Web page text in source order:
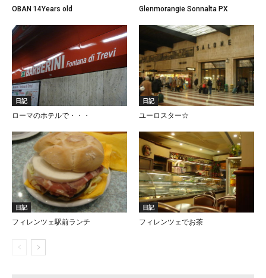
OBAN 14Years old
Glenmorangie Sonnalta PX
日記
ローマのホテルで・・・
日記
ユーロスター☆
日記
フィレンツェ駅前ランチ
日記
フィレンツェでお茶